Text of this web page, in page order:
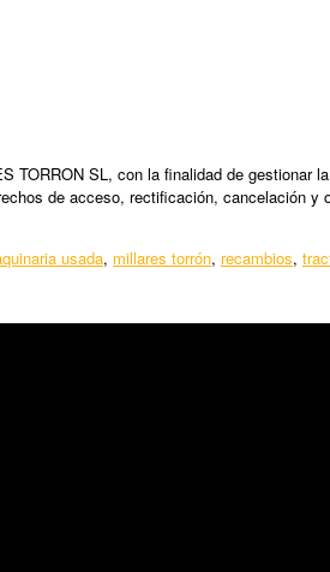
TORRON SL, con la finalidad de
de acceso, rectificación, cancelación
usada, millares torrón, recambios,